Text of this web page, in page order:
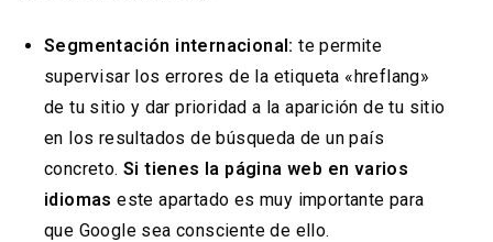
Segmentación internacional:te permite
supervisar los errores de la etiqueta «hreflang»
de tu sitio y dar prioridad a la aparición de tu sitio
en los resultados de búsqueda de un país
concreto.Si tienes la página web en varios
idiomas este apartado es muy importante para
que Google sea consciente de ello.